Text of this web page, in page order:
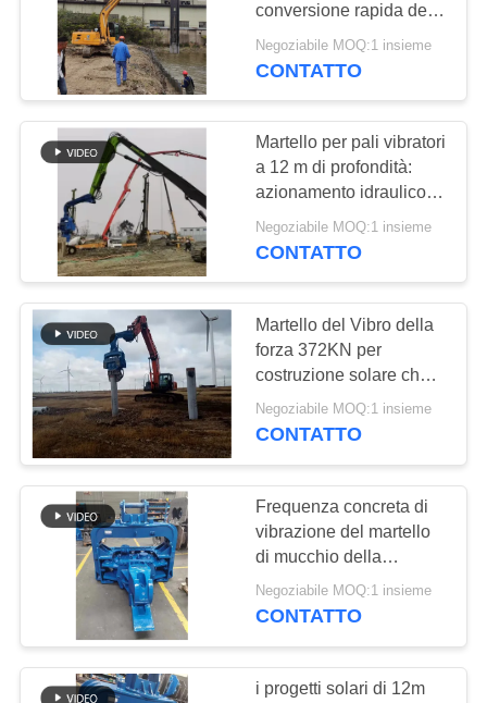
NOTIZIE
CASI
RICHIEDA
UNA
CITAZIONE
MAPPA
DEL
SITO
PRIVACY
POLICY
Piledriver laterale
della presa
37
Quattro piloti
eccentrici
Guida di 360 gradi
12
conversione rapida della
macchina
Negoziabile MOQ:1 insieme
CONTATTO
Martello per pali vibratori
a 12 m di profondità:
azionamento idraulico
RC, lavoro di fondazione
efficiente e privo di
Negoziabile MOQ:1 insieme
CONTATTO
Martello del Vibro della
forza 372KN per
costruzione solare che
accatasta trazione
Negoziabile MOQ:1 insieme
CONTATTO
Frequenza concreta di
vibrazione del martello
di mucchio della
costruzione solare
3200rpm
Negoziabile MOQ:1 insieme
CONTATTO
i progetti solari di 12m